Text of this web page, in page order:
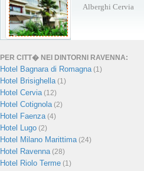
Alberghi Cervia
PER CITT� NEI DINTORNI RAVENNA:
Hotel Bagnara di Romagna(1)
Hotel Brisighella(1)
Hotel Cervia(12)
Hotel Cotignola(2)
Hotel Faenza(4)
Hotel Lugo (2)
Hotel Milano Marittima(24)
Hotel Ravenna(28)
Hotel Riolo Terme (1)